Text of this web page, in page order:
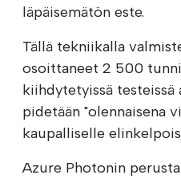
läpäisemätön este.
Tällä tekniikalla
osoittaneet 2 500
kiihdytetyissä
pidetään "olennaisena
kaupalliselle
Azure Photonin